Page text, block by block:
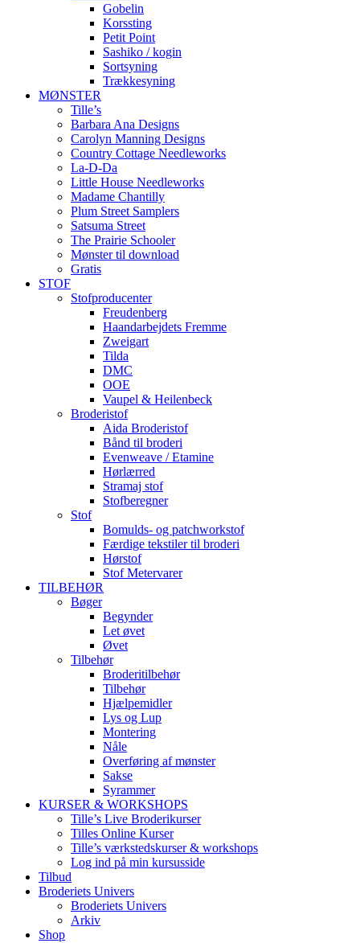
Gobelin
Korssting
Petit Point
Sashiko / kogin
Sortsyning
Trækkesyning
MØNSTER
Tille’s
Barbara Ana Designs
Carolyn Manning Designs
Country Cottage Needleworks
La-D-Da
Little House Needleworks
Madame Chantilly
Plum Street Samplers
Satsuma Street
The Prairie Schooler
Mønster til download
Gratis
STOF
Stofproducenter
Freudenberg
Haandarbejdets Fremme
Zweigart
Tilda
DMC
OOE
Vaupel & Heilenbeck
Broderistof
Aida Broderistof
Bånd til broderi
Evenweave / Etamine
Hørlærred
Stramaj stof
Stofberegner
Stof
Bomulds- og patchworkstof
Færdige tekstiler til broderi
Hørstof
Stof Metervarer
TILBEHØR
Bøger
Begynder
Let øvet
Øvet
Tilbehør
Broderitilbehør
Tilbehør
Hjælpemidler
Lys og Lup
Montering
Nåle
Overføring af mønster
Sakse
Syrammer
KURSER & WORKSHOPS
Tille’s Live Broderikurser
Tilles Online Kurser
Tille’s værkstedskurser & workshops
Log ind på min kursusside
Tilbud
Broderiets Univers
Broderiets Univers
Arkiv
Shop